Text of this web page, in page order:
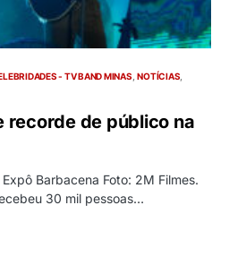
- TV BAND MINAS NOTÍCIAS
recorde de público na
Barbacena Foto: 2M Filmes.
30 mil pessoas…